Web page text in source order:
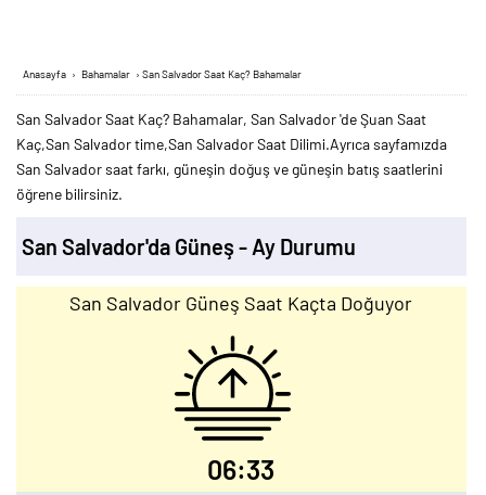
Anasayfa › Bahamalar › San Salvador Saat Kaç? Bahamalar
San Salvador Saat Kaç? Bahamalar, San Salvador 'de Şuan Saat
Kaç,San Salvador time,San Salvador Saat Dilimi.Ayrıca sayfamızda
San Salvador saat farkı, güneşin doğuş ve güneşin batış saatlerini
öğrene bilirsiniz.
San Salvador'da Güneş - Ay Durumu
San Salvador Güneş Saat Kaçta Doğuyor
06:33